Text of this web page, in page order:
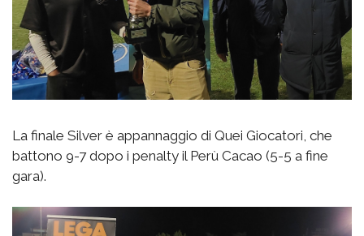
La finale Silver è appannaggio di Quei Giocatori, che
battono 9-7 dopo i penalty il Perù Cacao (5-5 a fine
gara).